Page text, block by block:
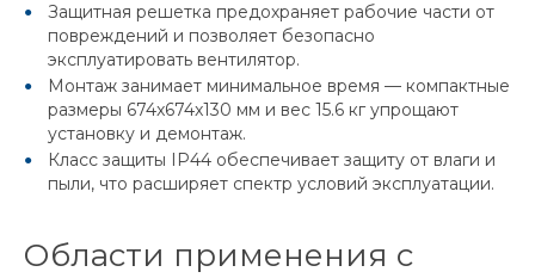
Защитная решетка предохраняет рабочие части от
повреждений и позволяет безопасно
эксплуатировать вентилятор.
Монтаж занимает минимальное время — компактные
размеры 674x674x130 мм и вес 15.6 кг упрощают
установку и демонтаж.
Класс защиты IP44 обеспечивает защиту от влаги и
пыли, что расширяет спектр условий эксплуатации.
Области применения с